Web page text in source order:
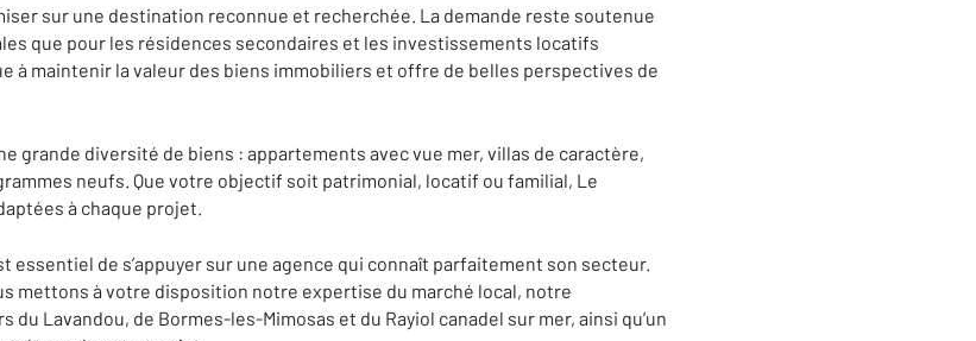
sur une destination reconnue et recherchée. La demande reste soutenue
que pour les résidences secondaires et les investissements locatifs
à maintenir la valeur des biens immobiliers et offre de belles perspectives de
grande diversité de biens : appartements avec vue mer, villas de caractère,
neufs. Que votre objectif soit patrimonial, locatif ou familial, Le
à chaque projet.
de s’appuyer sur une agence qui connaît parfaitement son secteur.
mettons à votre disposition notre expertise du marché local, notre
Lavandou, de Bormes-les-Mimosas et du Rayiol canadel sur mer, ainsi qu’un